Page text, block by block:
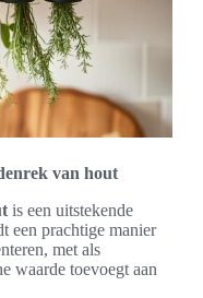
van hout
is een uitstekende
een prachtige manier
met als
waarde toevoegt aan